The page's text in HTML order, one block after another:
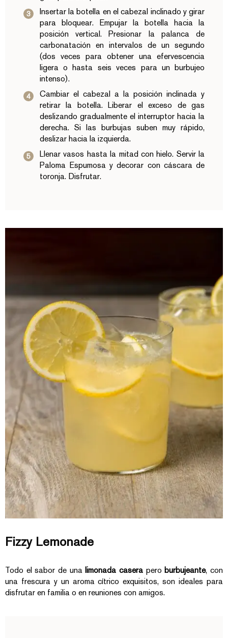
Insertar la botella en el cabezal inclinado y girar
para bloquear. Empujar la botella hacia la
posición vertical. Presionar la palanca de
carbonatación en intervalos de un segundo
(dos veces para obtener una efervescencia
ligera o hasta seis veces para un burbujeo
intenso).
Cambiar el cabezal a la posición inclinada y
retirar la botella. Liberar el exceso de gas
deslizando gradualmente el interruptor hacia la
derecha. Si las burbujas suben muy rápido,
deslizar hacia la izquierda.
Llenar vasos hasta la mitad con hielo. Servir la
Paloma Espumosa y decorar con cáscara de
toronja. Disfrutar.
Fizzy Lemonade
Todo el sabor de unalimonada casera peroburbujeante, con
una frescura y un aroma cítrico exquisitos, son ideales para
disfrutar en familia o en reuniones con amigos.